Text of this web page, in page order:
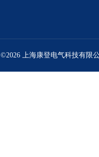
©2026 上海康登电气科技有限